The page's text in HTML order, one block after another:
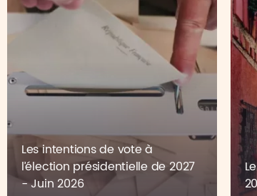
Les intentions de vote à
l’élection présidentielle de 2027
- Juin 2026